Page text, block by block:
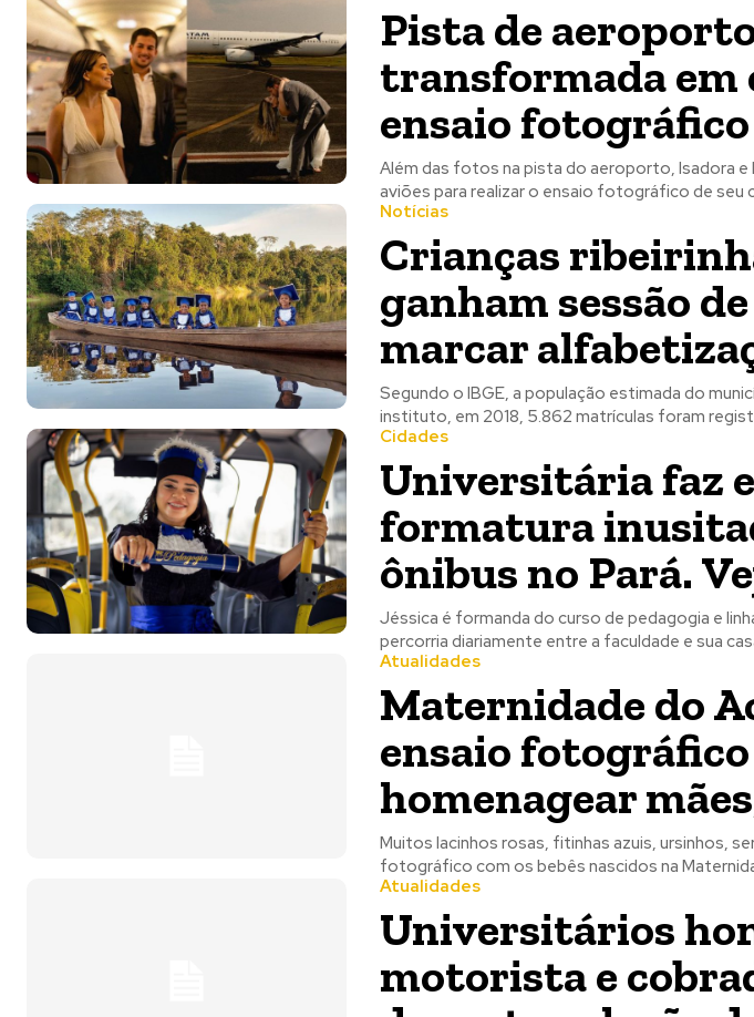
Pista de
transformada em
ensaio fotográfico
Além das fotos na pista do aeroporto, Isadora
Notícias
Crianças
ganham sessão
marcar
Segundo o IBGE, a população estimada do
instituto, em 2018, 5.862 matrículas foram
Cidades
Universitária faz
formatura
ônibus no Pará.
Jéssica é formanda do curso de pedagogia e
Atualidades
Maternidade do
ensaio
homenagear
Muitos lacinhos rosas, fitinhas azuis, ursinhos,
fotográfico com os bebês nascidos na
Atualidades
Universitários
motorista e